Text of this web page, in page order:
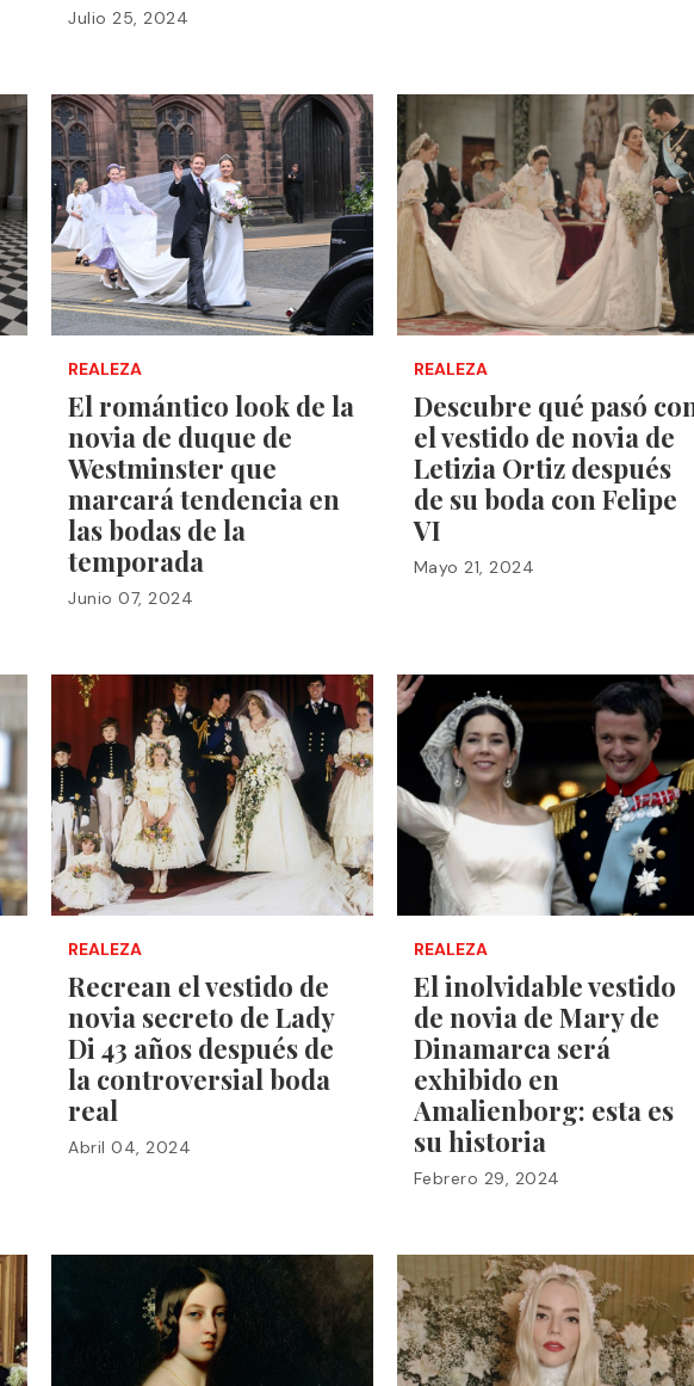
Julio 25, 2024
REALEZA
El romántico look de la
novia de duque de
Westminster que
marcará tendencia en
las bodas de la
temporada
Junio 07, 2024
REALEZA
Descubre qué pasó
el vestido de novia de
Letizia Ortiz después
de su boda con Felipe
VI
Mayo 21, 2024
REALEZA
Recrean el vestido de
novia secreto de Lady
Di 43 años después de
la controversial boda
real
Abril 04, 2024
REALEZA
El inolvidable vestido
de novia de Mary de
Dinamarca será
exhibido en
Amalienborg: esta es
su historia
Febrero 29, 2024